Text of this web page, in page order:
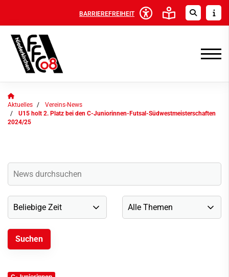
BARRIEREFREIHEIT
Aktuelles
Vereins-News
U15 holt 2. Platz bei den C-Juniorinnen-Futsal-Südwestmeisterschaften
2024/25